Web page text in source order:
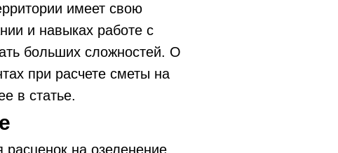
имеет свою
и навыках работе с
больших сложностей. О
при расчете сметы на
в статье.
на озеленение